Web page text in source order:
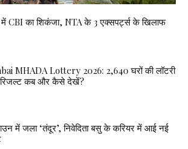
CBI का शिकंजा, NTA के 3 एक्सपर्ट्स के खिलाफ
MHADA Lottery 2026: 2,640 घरों की लॉटरी
कब और कैसे देखें?
में जला ‘तंदूर’, निवेदिता बसु के करियर में आई नई